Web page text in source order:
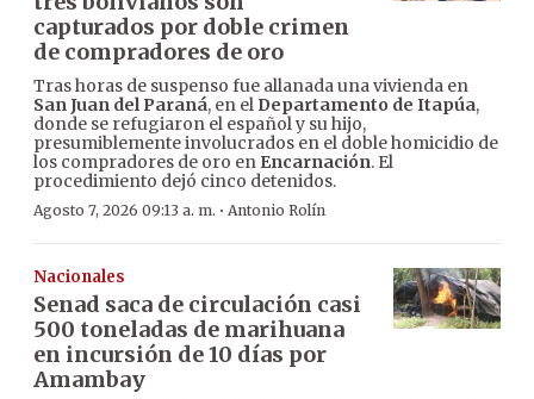
capturados por doble crimen
de compradores de oro
Tras horas de suspenso fue allanada una vivienda en
San Juan del Paraná, en el Departamento de Itapúa,
donde se refugiaron el español y su hijo,
presumiblemente involucrados en el doble homicidio de
los compradores de oro en Encarnación. El
procedimiento dejó cinco detenidos.
Agosto 7, 2026 09:13 a. m. · Antonio Rolín
Nacionales
Senad saca de circulación casi
500 toneladas de marihuana
en incursión de 10 días por
Amambay